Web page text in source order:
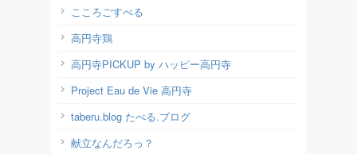
こころごすぺる
高円寺鶏
高円寺PICKUP by ハッピー高円寺
Project Eau de Vie 高円寺
taberu.blog たべる.ブログ
献立なんだろっ？